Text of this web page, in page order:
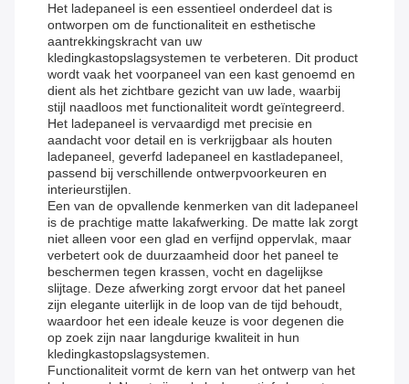
Het ladepaneel is een essentieel onderdeel dat is
ontworpen om de functionaliteit en esthetische
aantrekkingskracht van uw
kledingkastopslagsystemen te verbeteren. Dit product
wordt vaak het voorpaneel van een kast genoemd en
dient als het zichtbare gezicht van uw lade, waarbij
stijl naadloos met functionaliteit wordt geïntegreerd.
Het ladepaneel is vervaardigd met precisie en
aandacht voor detail en is verkrijgbaar als houten
ladepaneel, geverfd ladepaneel en kastladepaneel,
passend bij verschillende ontwerpvoorkeuren en
interieurstijlen.
Een van de opvallende kenmerken van dit ladepaneel
is de prachtige matte lakafwerking. De matte lak zorgt
niet alleen voor een glad en verfijnd oppervlak, maar
verbetert ook de duurzaamheid door het paneel te
beschermen tegen krassen, vocht en dagelijkse
slijtage. Deze afwerking zorgt ervoor dat het paneel
zijn elegante uiterlijk in de loop van de tijd behoudt,
waardoor het een ideale keuze is voor degenen die
op zoek zijn naar langdurige kwaliteit in hun
kledingkastopslagsystemen.
Functionaliteit vormt de kern van het ontwerp van het